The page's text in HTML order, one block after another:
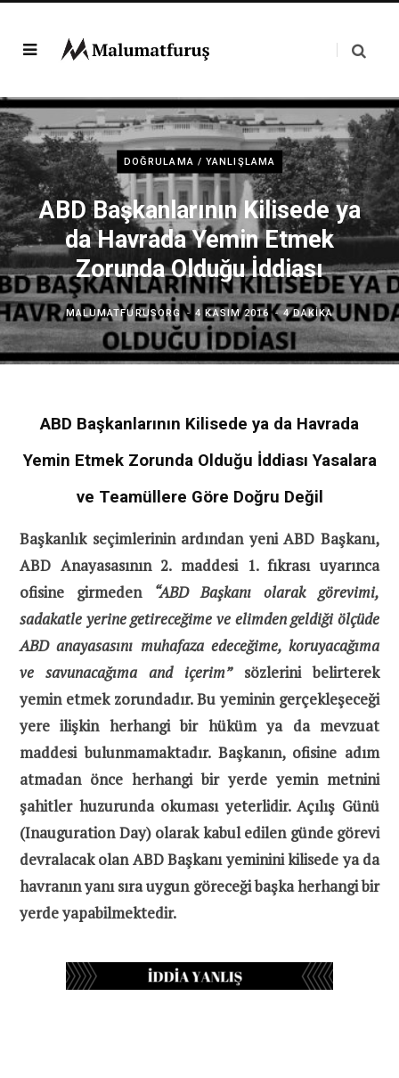
DOĞRULAMA / YANLIŞLAMA
ABD Başkanlarının Kilisede ya
da Havrada Yemin Etmek
Zorunda Olduğu İddiası
MALUMATFURUSORG 4 KASIM 2016 4 DAKIKA
ABD Başkanlarının Kilisede ya da Havrada
Yemin Etmek Zorunda Olduğu İddiası Yasalara
ve Teamüllere Göre Doğru Değil
Başkanlık seçimlerinin ardından yeni ABD Başkanı,
ABD Anayasasının 2. maddesi 1. fıkrası uyarınca
ofisine girmeden
“ABD Başkanı olarak görevimi,
sadakatle yerine getireceğime ve elimden geldiği ölçüde
ABD anayasasını muhafaza edeceğime, koruyacağıma
ve savunacağıma and içerim”sözlerini belirterek
yemin etmek zorundadır. Bu yeminin gerçekleşeceği
yere ilişkin herhangi bir hüküm ya da mevzuat
maddesi bulunmamaktadır. Başkanın, ofisine adım
atmadan önce herhangi bir yerde yemin metnini
şahitler huzurunda okuması yeterlidir. Açılış Günü
(Inauguration Day) olarak kabul edilen günde görevi
devralacak olan ABD Başkanı yeminini kilisede ya da
havranın yanı sıra uygun göreceği başka herhangi bir
yerde yapabilmektedir.